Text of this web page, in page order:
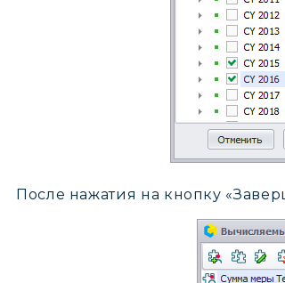
После нажатия на кнопку